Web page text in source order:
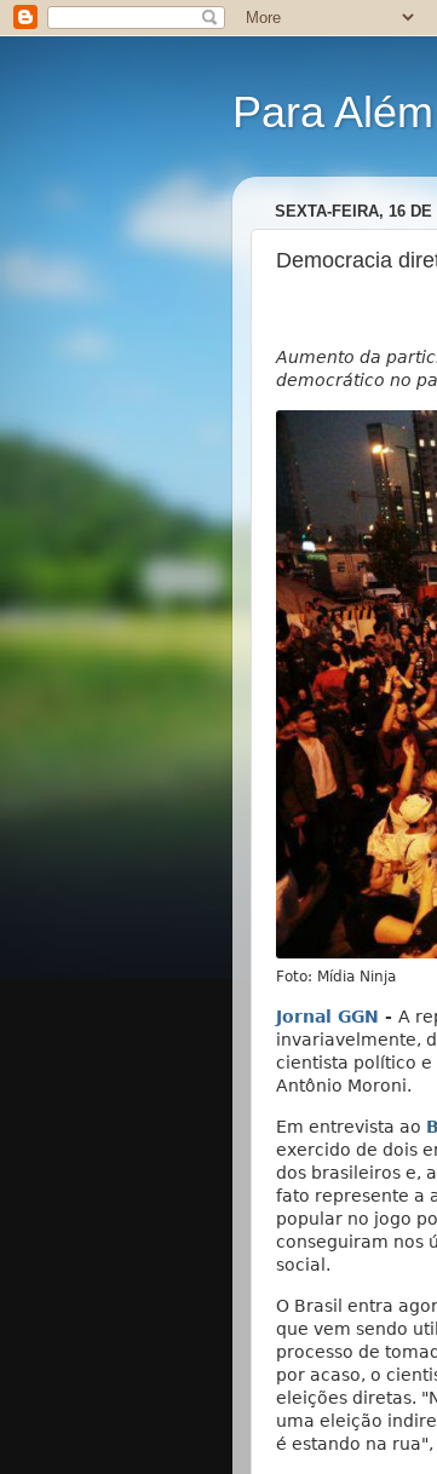
Para
SEXTA-FEIRA, 16 DE
Democracia
Aumento da
democrático no
Foto: Mídia Ninja
Jornal GGN - A
invariavelmente,
cientista político e
Antônio Moroni.
Em entrevista ao
exercido de dois
dos brasileiros e,
fato represente a
popular no jogo
conseguiram nos
social.
O Brasil entra
que vem sendo
processo de
por acaso, o
eleições diretas.
uma eleição
é estando na